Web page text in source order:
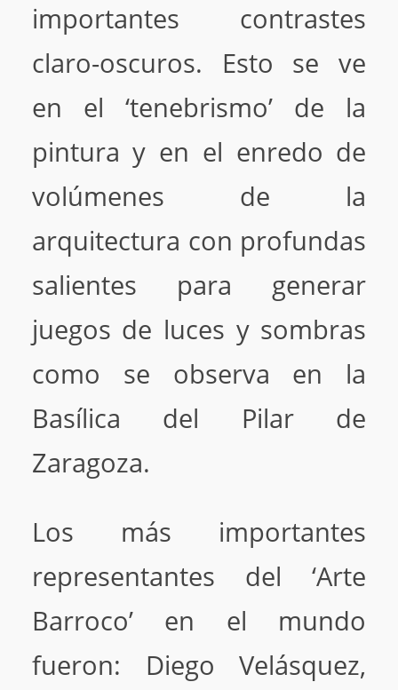
importantes contrastes
claro-oscuros. Esto se ve
en el ‘tenebrismo’ de la
pintura y en el enredo de
volúmenes de la
arquitectura con profundas
salientes para generar
juegos de luces y sombras
como se observa en la
Basílica del Pilar de
Zaragoza.
Los más importantes
representantes del ‘Arte
Barroco’ en el mundo
fueron: Diego Velásquez,